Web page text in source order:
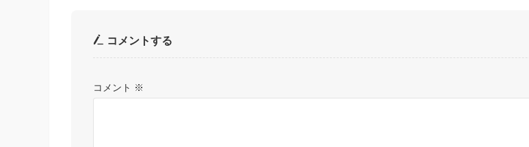
コメントする
コメント ※